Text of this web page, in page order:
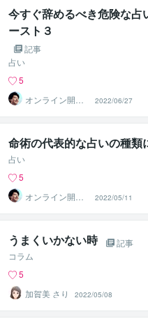
今すぐ辞めるべき危険な占
ースト３
記事
占い
5
オンライン開運
ビジネスアドバ
イザー＠志念
2022/06/27
命術の代表的な占いの種類
占い
5
オンライン開運
ビジネスアドバ
イザー＠志念
2022/05/11
うまくいかない時
記事
コラム
5
加賀美 さり
2022/05/08